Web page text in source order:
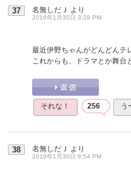
37 名無しだＪ より
2016年1月30日 3:28 PM
最近伊野ちゃんがどんどん
これからも、ドラマとか舞台
それな！ 256 う
38 名無しだＪ より
2016年1月30日 8:54 PM